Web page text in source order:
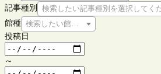
記事種別
検索したい記事種別を選択してく
館種 検索したい館種を選択してください
投稿日
～